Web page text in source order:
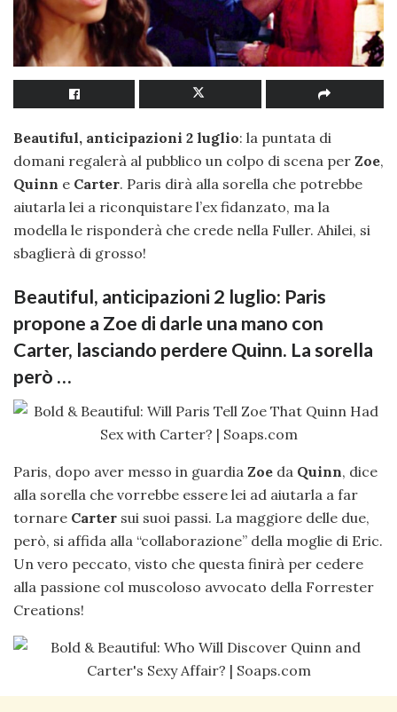
Beautiful, anticipazioni 2 luglio: la puntata di
domani regalerà al pubblico un colpo di scena per Zoe,
Quinn e Carter. Paris dirà alla sorella che potrebbe
aiutarla lei a riconquistare l’ex fidanzato, ma la
modella le risponderà che crede nella Fuller. Ahilei, si
sbaglierà di grosso!
Beautiful, anticipazioni 2 luglio: Paris
propone a Zoe di darle una mano con
Carter, lasciando perdere Quinn. La sorella
però …
Paris, dopo aver messo in guardia Zoe da Quinn, dice
alla sorella che vorrebbe essere lei ad aiutarla a far
tornare Carter sui suoi passi. La maggiore delle due,
però, si affida alla “collaborazione” della moglie di Eric.
Un vero peccato, visto che questa finirà per cedere
alla passione col muscoloso avvocato della Forrester
Creations!